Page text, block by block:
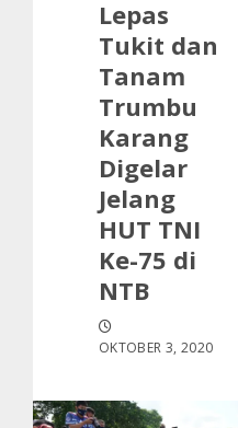
Lepas
Tukit dan
Tanam
Trumbu
Karang
Digelar
Jelang
HUT TNI
Ke-75 di
NTB
OKTOBER 3, 2020